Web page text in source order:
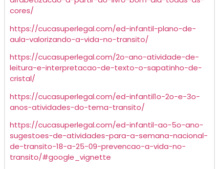
cores/
https://cucasuperlegal.com/ed-infantil-plano-de-
aula-valorizando-a-vida-no-transito/
https://cucasuperlegal.com/2o-ano-atividade-de-
leitura-e-interpretacao-de-texto-o-sapatinho-de-
cristal/
https://cucasuperlegal.com/ed-infantil1o-2o-e-3o-
anos-atividades-do-tema-transito/
https://cucasuperlegal.com/ed-infantil-ao-5o-ano-
sugestoes-de-atividades-para-a-semana-nacional-
de-transito-18-a-25-09-prevencao-a-vida-no-
transito/#google_vignette